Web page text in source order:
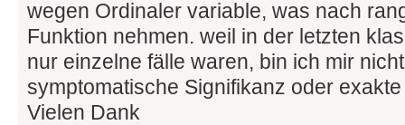
wegen Ordinaler variable, was nach
Funktion nehmen. weil in der letzten
nur einzelne fälle waren, bin ich mir
symptomatische Signifikanz oder
Vielen Dank